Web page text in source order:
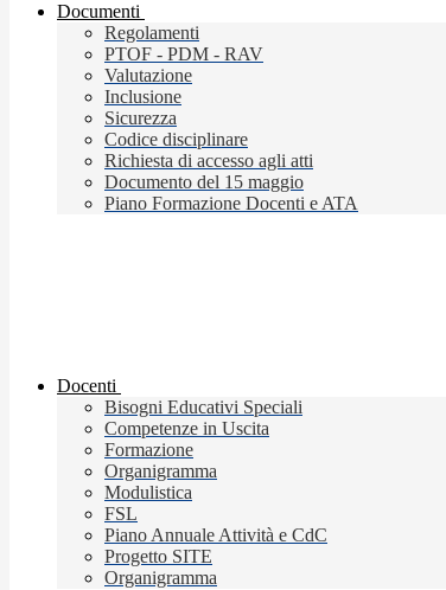
Documenti
Regolamenti
PTOF - PDM - RAV
Valutazione
Inclusione
Sicurezza
Codice disciplinare
Richiesta di accesso agli atti
Documento del 15 maggio
Piano Formazione Docenti e ATA
Docenti
Bisogni Educativi Speciali
Competenze in Uscita
Formazione
Organigramma
Modulistica
FSL
Piano Annuale Attività e CdC
Progetto SITE
Organigramma